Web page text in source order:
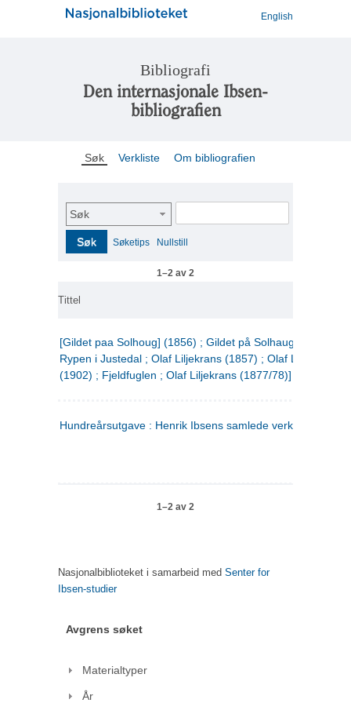
English
Bibliografi
Den internasjonale Ibsen-
bibliografien
Søk Verkliste Om bibliografien
Søk
Søk Søketips Nullstill
1–2 av 2
Tittel
[Gildet paa Solhoug] (1856) ; Gildet på Solhaug (1883) ;
Rypen i Justedal ; Olaf Liljekrans (1857) ; Olaf Liljekrans
(1902) ; Fjeldfuglen ; Olaf Liljekrans (1877/78)]
Hundreårsutgave : Henrik Ibsens samlede verker. 3
1–2 av 2
Nasjonalbiblioteket i samarbeid med Senter for
Ibsen-studier
Avgrens søket
Materialtyper
År